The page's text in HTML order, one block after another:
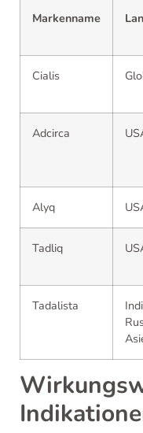
Markenname
Cialis
Adcirca
Alyq
Tadliq
Tadalista